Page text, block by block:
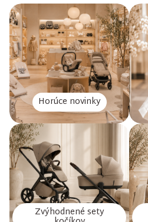
Horúce novinky
Zvýhodnené sety